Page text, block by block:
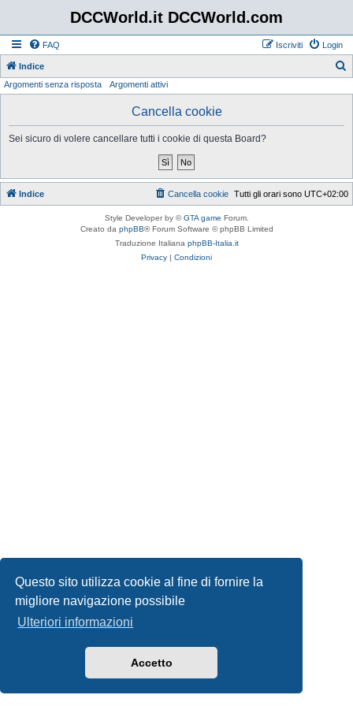
Questo sito utilizza cookie al fine di fornire la
migliore navigazione possibile
Ulteriori informazioni
Accetto
DCCWorld.it DCCWorld.com
FAQ Login
Iscriviti
Indice
Argomenti senza risposta Argomenti attivi
Cancella cookie
Sei sicuro di volere cancellare tutti i cookie di questa Board?
Indice Tutti gli orari sono UTC+02:00
Cancella cookie
Style Developer by ©GTA game Forum.
Creato da phpBB® Forum Software © phpBB Limited
Traduzione Italiana phpBB-Italia.it
Privacy | Condizioni